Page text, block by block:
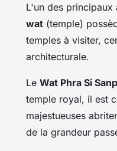
L'un des principaux
wat (temple)
temples à visiter,
architecturale.
Le Wat Phra Si
temple royal, il est
majestueuses
de la grandeur